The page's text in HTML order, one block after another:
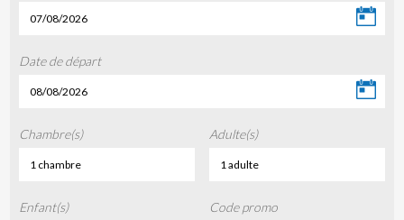
07/08/2026
Date de départ
08/08/2026
Chambre(s)
1 chambre
Adulte(s)
1 adulte
Enfant(s) Code promo